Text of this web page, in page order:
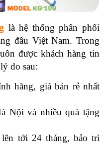
là hệ thống phân phối
đầu Việt Nam. Trong
được khách hàng tin
do sau:
hãng, giá bán rẻ nhất
Nội và nhiều quà tặng
tới 24 tháng, bảo trì